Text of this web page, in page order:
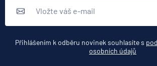
Přihlášením k odběru novinek souhlasíte s
osobních údajů